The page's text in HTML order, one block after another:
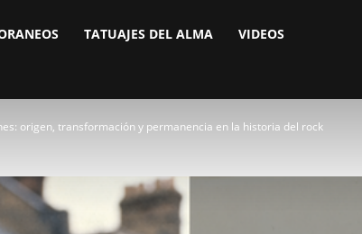
TATUAJES DEL ALMA VIDEOS
origen, transformación y permanencia en la historia del rock